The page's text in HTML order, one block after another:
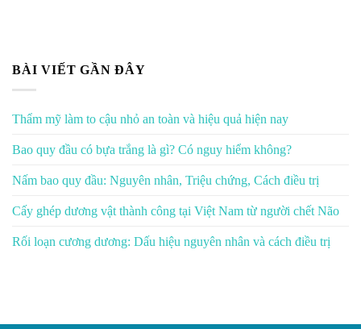
BÀI VIẾT GẦN ĐÂY
Thẩm mỹ làm to cậu nhỏ an toàn và hiệu quả hiện nay
Bao quy đầu có bựa trắng là gì? Có nguy hiểm không?
Nấm bao quy đầu: Nguyên nhân, Triệu chứng, Cách điều trị
Cấy ghép dương vật thành công tại Việt Nam từ người chết Não
Rối loạn cương dương: Dấu hiệu nguyên nhân và cách điều trị